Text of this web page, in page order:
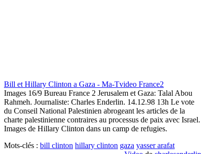
Bill et Hillary Clinton a Gaza - Ma-Tvideo France2
Images 16/9 Bureau France 2 Jerusalem et Gaza: Talal Abou
Rahmeh. Journaliste: Charles Enderlin. 14.12.98 13h Le vote
du Conseil National Palestinien abrogeant les articles de la
charte palestinienne contraires au processus de paix avec Israel.
Images de Hillary Clinton dans un camp de refugies.
Mots-clés : bill clinton hillary clinton gaza yasser arafat